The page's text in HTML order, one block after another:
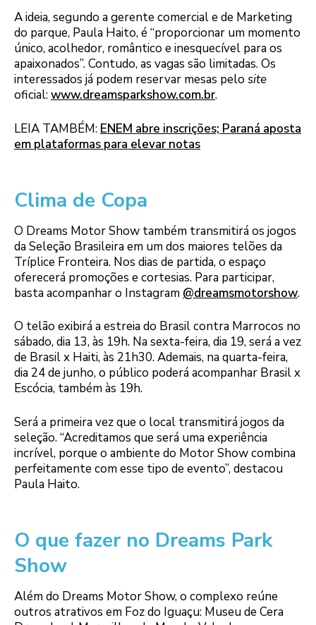
A ideia, segundo a gerente comercial e de Marketing
do parque, Paula Haito, é “proporcionar um momento
único, acolhedor, romântico e inesquecível para os
apaixonados”. Contudo, as vagas são limitadas. Os
interessados já podem reservar mesas pelo site
oficial:www.dreamsparkshow.com.br.
LEIA TAMBÉM: ENEM abre inscrições; Paraná aposta
em plataformas para elevar notas
Clima de Copa
O Dreams Motor Show também transmitirá os jogos
da Seleção Brasileira em um dos maiores telões da
Tríplice Fronteira. Nos dias de partida, o espaço
oferecerá promoções e cortesias. Para participar,
basta acompanhar o Instagram @dreamsmotorshow.
O telão exibirá a estreia do Brasil contra Marrocos no
sábado, dia 13, às 19h. Na sexta-feira, dia 19, será a vez
de Brasil x Haiti, às 21h30. Ademais, na quarta-feira,
dia 24 de junho, o público poderá acompanhar Brasil x
Escócia, também às 19h.
Será a primeira vez que o local transmitirá jogos da
seleção. “Acreditamos que será uma experiência
incrível, porque o ambiente do Motor Show combina
perfeitamente com esse tipo de evento”, destacou
Paula Haito.
O que fazer no Dreams Park
Show
Além do Dreams Motor Show, o complexo reúne
outros atrativos em Foz do Iguaçu: Museu de Cera